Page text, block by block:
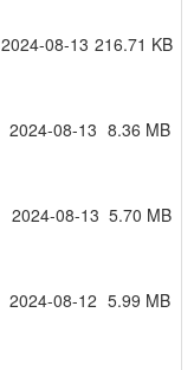
2024-08-13 216.71 KB
2024-08-13 8.36 MB
2024-08-13 5.70 MB
2024-08-12 5.99 MB